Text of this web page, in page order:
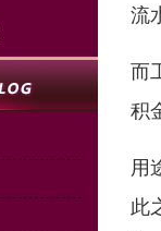
流
而
积
用
此